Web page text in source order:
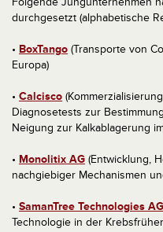
durchgesetzt (alphabetische
• BoxTango (Transporte von
Europa)
• Calcisco
Diagnosetests zur
Neigung zur Kalkablagerung
• Monolitix AG (Entwicklung,
nachgiebiger Mechanismen
• SamanTree Technologies AG
Technologie in der